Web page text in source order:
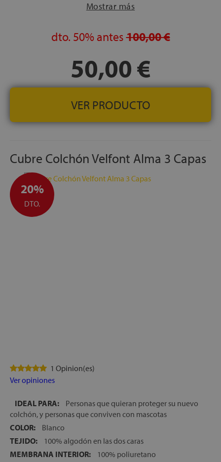
FABRICACIÓN ESPAÑOLAMostrar más
dto. 50% antes100,00 €
50,00 €
VER PRODUCTO
Cubre Colchón Velfont Alma 3 Capas
20%
DTO.
1 Opinion(es)
Ver opiniones
IDEAL PARA:
Personas que quieran proteger su nuevo
colchón, y personas que conviven con mascotas
COLOR:
Blanco
TEJIDO:
100% algodón en las dos caras
MEMBRANA INTERIOR:
100% poliuretano